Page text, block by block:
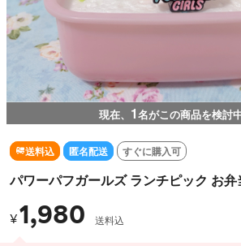
現在、 1名がこの商品を検討
送料込 匿名配送 すぐに購入可
パワーパフガールズ ランチピック お弁
¥1,980 送料込